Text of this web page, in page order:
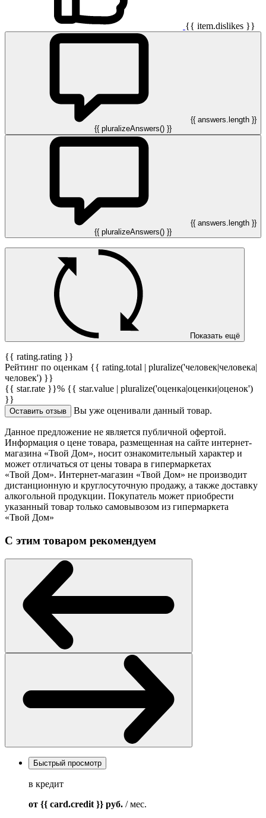
{{ item.dislikes }}
{{ answers.length }}
{{ pluralizeAnswers() }}
{{ answers.length }}
{{ pluralizeAnswers() }}
Показать ещё
{{ rating.rating }}
Рейтинг по оценкам {{ rating.total | pluralize('человек|человека|
человек') }}
{{ star.rate }}% {{ star.value | pluralize('оценка|оценки|оценок')
}}
Оставить отзыв Вы уже оценивали данный товар.
Данное предложение не является публичной офертой.
Информация о цене товара, размещенная на сайте интернет-
магазина «Твой Дом», носит ознакомительный характер и
может отличаться от цены товара в гипермаркетах
«Твой Дом». Интернет-магазин «Твой Дом» не производит
дистанционную и круглосуточную продажу, а также доставку
алкогольной продукции. Покупатель может приобрести
указанный товар только самовывозом из гипермаркета
«Твой Дом»
С этим товаром рекомендуем
Быстрый просмотр
в кредит
от {{ card.credit }} руб. / мес.